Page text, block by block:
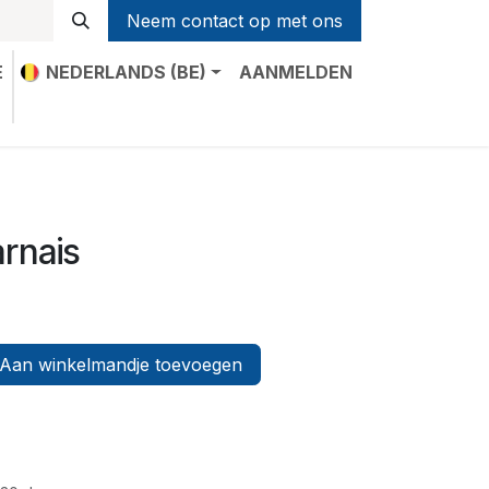
Neem contact op met ons
NEDERLANDS (BE)
AANMELDEN
Aan winkelmandje toevoegen